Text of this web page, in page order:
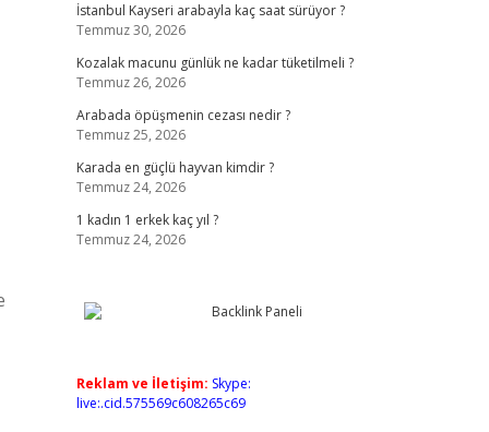
İstanbul Kayseri arabayla kaç saat sürüyor ?
Temmuz 30, 2026
Kozalak macunu günlük ne kadar tüketilmeli ?
Temmuz 26, 2026
Arabada öpüşmenin cezası nedir ?
Temmuz 25, 2026
Karada en güçlü hayvan kimdir ?
Temmuz 24, 2026
1 kadın 1 erkek kaç yıl ?
Temmuz 24, 2026
Reklam ve İletişim: Skype:
live:.cid.575569c608265c69